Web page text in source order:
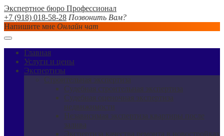
Экспертное бюро Профессионал
+7 (918) 018-58-28 Позвонить Вам?
Напишите мне Онлайн чат
Главная
Услуги и цены
Экспертизы
Строительная экспертиза
Судебная строительная экспертиза
Судебная оценочная экспертиза
недвижимости
Независимая экспертиза квартиры после
залива
Экспертиза качества ремонта в новостройках